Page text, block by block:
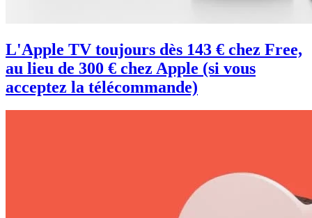
L'Apple TV toujours dès 143 € chez Free,
au lieu de 300 € chez Apple (si vous
acceptez la télécommande)